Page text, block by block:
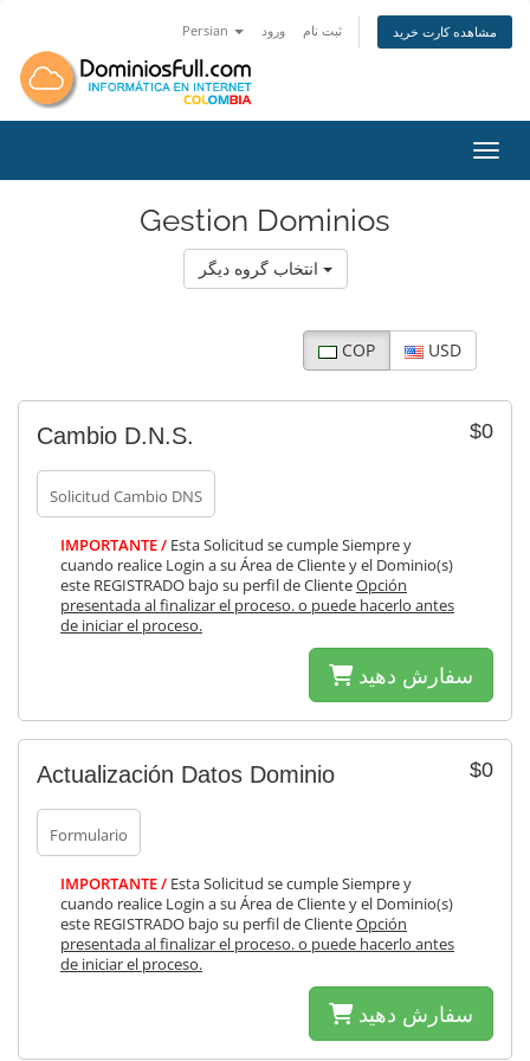
Persian ورود ثبت نام مشاهده کارت خرید
Gestion Dominios
COP USD
$0
Cambio D.N.S.
Solicitud Cambio DNS
IMPORTANTE / Esta Solicitud se cumple Siempre y
cuando realice Login a su Área de Cliente y el Dominio(s)
este REGISTRADO bajo su perfil de ClienteOpción
presentada al finalizar el proceso. o puede hacerlo antes
de iniciar el proceso.
سفارش دهید
$0
Actualización Datos Dominio
Formulario
IMPORTANTE / Esta Solicitud se cumple Siempre y
cuando realice Login a su Área de Cliente y el Dominio(s)
este REGISTRADO bajo su perfil de ClienteOpción
presentada al finalizar el proceso. o puede hacerlo antes
de iniciar el proceso.
سفارش دهید